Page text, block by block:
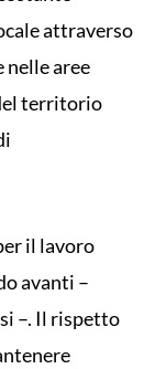
attraverso
aree
territorio
il lavoro
avanti –
–. Il rispetto